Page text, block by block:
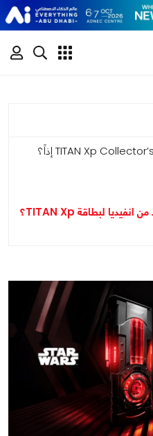
ما رأيكم بهذا التصميم الجديد من انفيديا لبطاقة TITAN Xp؟